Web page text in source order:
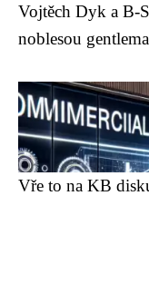
Vojtěch Dyk a B-
noblesou
Vře to na KB